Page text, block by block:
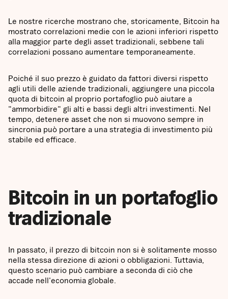
Le nostre ricerche mostrano che, storicamente, Bitcoin ha
mostrato correlazioni medie con le azioni inferiori rispetto
alla maggior parte degli asset tradizionali, sebbene tali
correlazioni possano aumentare temporaneamente.
Poiché il suo prezzo è guidato da fattori diversi rispetto
agli utili delle aziende tradizionali, aggiungere una piccola
quota di bitcoin al proprio portafoglio può aiutare a
"ammorbidire" gli alti e bassi degli altri investimenti. Nel
tempo, detenere asset che non si muovono sempre in
sincronia può portare a una strategia di investimento più
stabile ed efficace.
Bitcoin in un portafoglio
tradizionale
In passato, il prezzo di bitcoin non si è solitamente mosso
nella stessa direzione di azioni o obbligazioni. Tuttavia,
questo scenario può cambiare a seconda di ciò che
accade nell'economia globale.